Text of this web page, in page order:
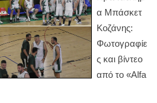
α Μπάσκετ
Κοζάνης:
Φωτογραφίε
ς και βίντεο
από το «Alfa